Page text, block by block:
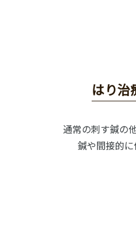
はり治
通常の刺す鍼の
鍼や間接的に